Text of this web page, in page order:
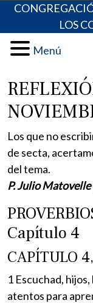
LOS
Menú
Los que no
de secta,
del tema.
P. Julio Matovelle
Capítulo 4
CAPÍTULO
1 Escuchad,
atentos para